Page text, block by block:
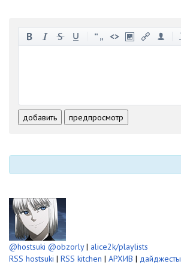
-
-
-
добавить предпросмотр
@hostsuki @obzorly| alice2k/playlists
RSS hostsuki | RSS kitchen | АРХИВ | дайджесты